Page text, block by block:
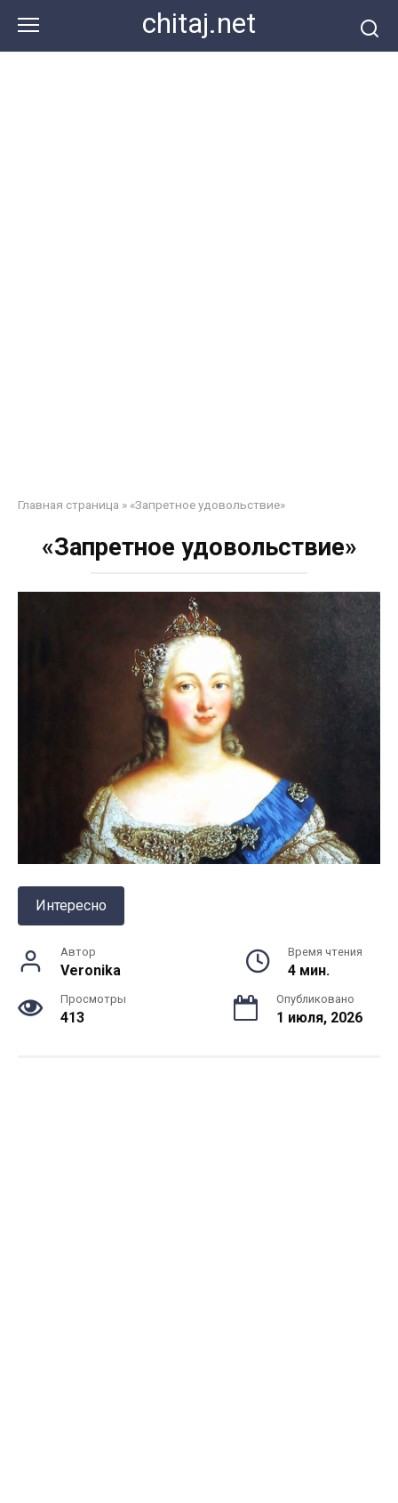
контенту
chitaj.net
Главная страница » «Запретное удовольствие»
«Запретное удовольствие»
Интересно
Автор
Veronika
Время чтения
4 мин.
Просмотры
413
Опубликовано
1 июля, 2026